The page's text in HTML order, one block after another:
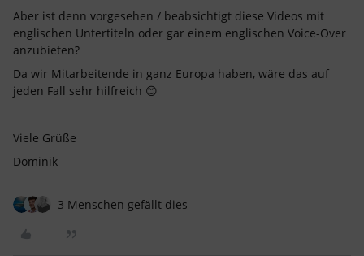
Aber ist denn vorgesehen / beabsichtigt diese Videos mit
englischen Untertiteln oder gar einem englischen Voice-Over
anzubieten?
Da wir Mitarbeitende in ganz Europa haben, wäre das auf
jeden Fall sehr hilfreich 😊
Viele Grüße
Dominik
3 Menschen gefällt dies